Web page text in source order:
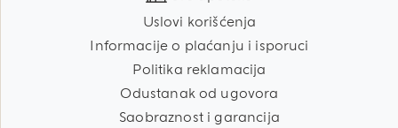
Uslovi korišćenja
Informacije o plaćanju i isporuci
Politika reklamacija
Odustanak od ugovora
Saobraznost i garancija